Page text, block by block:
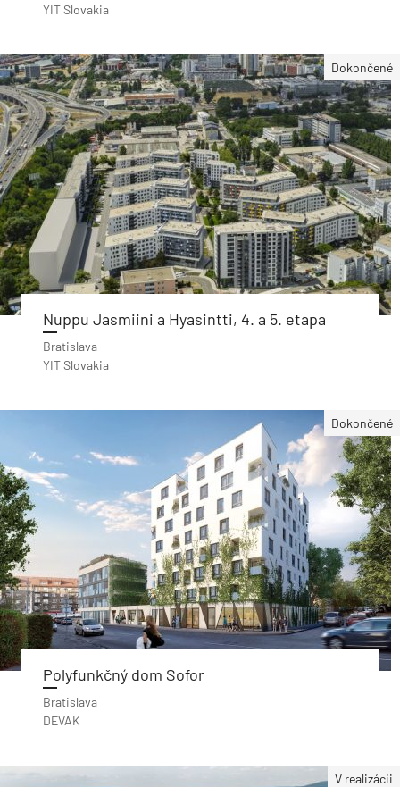
YIT Slovakia
Dokončené
Nuppu Jasmiini a Hyasintti, 4. a 5. etapa
Bratislava
YIT Slovakia
Dokončené
Polyfunkčný dom Sofor
Bratislava
DEVAK
V realizácii